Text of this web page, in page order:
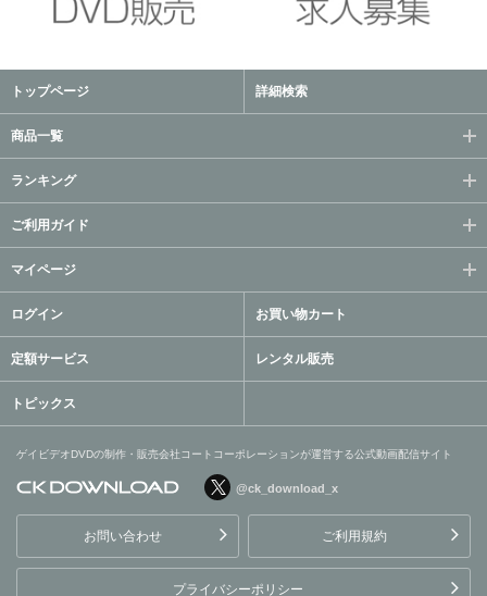
トップページ 詳細検索
商品一覧
ランキング
ご利用ガイド
マイページ
ログイン お買い物カート
定額サービス レンタル販売
トピックス
ゲイビデオDVDの制作・販売会社コートコーポレーションが運営する公式動画配信サイト
ョンが運営する公式動画配
信サイト
@ck_download_x
お問い合わせ ご利用規約
プライバシーポリシー